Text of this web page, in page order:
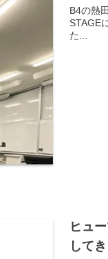
B4の熱
STAGE
た...
ヒュ
して